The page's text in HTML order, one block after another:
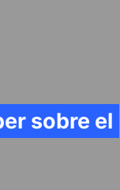
sobre el